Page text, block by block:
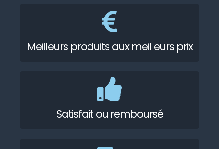
Meilleurs produits aux meilleurs prix
Satisfait ou remboursé